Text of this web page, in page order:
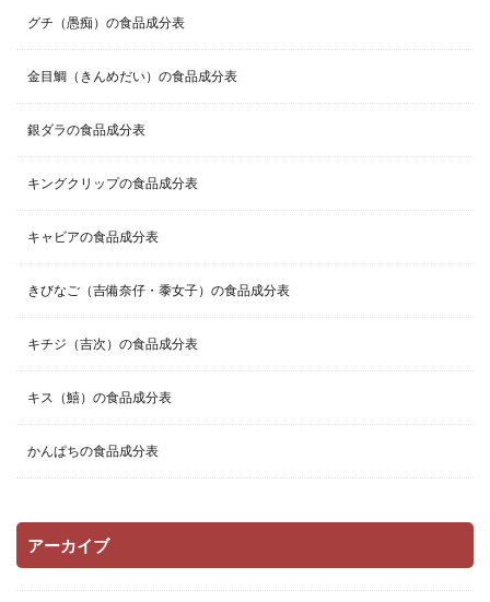
グチ（愚痴）の食品成分表
金目鯛（きんめだい）の食品成分表
銀ダラの食品成分表
キングクリップの食品成分表
キャビアの食品成分表
きびなご（吉備奈仔・黍女子）の食品成分表
キチジ（吉次）の食品成分表
キス（鱚）の食品成分表
かんぱちの食品成分表
アーカイブ